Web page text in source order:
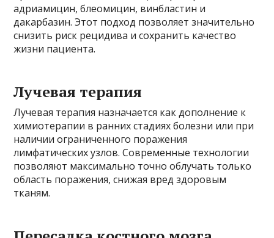
адриамицин, блеомицин, винбластин и
дакарбазин. Этот подход позволяет значительно
снизить риск рецидива и сохранить качество
жизни пациента.
Лучевая терапия
Лучевая терапия назначается как дополнение к
химиотерапии в ранних стадиях болезни или при
наличии ограниченного поражения
лимфатических узлов. Современные технологии
позволяют максимально точно облучать только
область поражения, снижая вред здоровым
тканям.